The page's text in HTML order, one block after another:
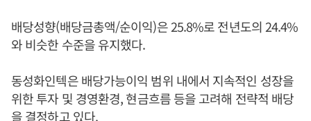
배당성향(배당금총액/순이익)은 25.8%로 전년도의 24.4%
와 비슷한 수준을 유지했다.
동성화인텍은 배당가능이익 범위 내에서 지속적인 성장을
위한 투자 및 경영환경, 현금흐름 등을 고려해 전략적 배당
을 결정하고 있다.